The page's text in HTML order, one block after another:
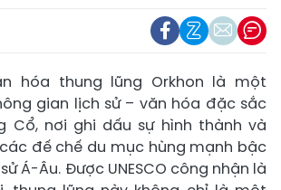
hóa thung lũng Orkhon là một
gian lịch sử – văn hóa đặc sắc
Cổ, nơi ghi dấu sự hình thành và
đế chế du mục hùng mạnh bậc
Á-Âu. Được UNESCO công nhận là